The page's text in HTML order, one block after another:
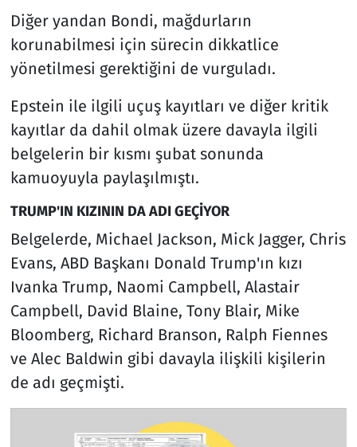
Diğer yandan Bondi, mağdurların
korunabilmesi için sürecin dikkatlice
yönetilmesi gerektiğini de vurguladı.
Epstein ile ilgili uçuş kayıtları ve diğer kritik
kayıtlar da dahil olmak üzere davayla ilgili
belgelerin bir kısmı şubat sonunda
kamuoyuyla paylaşılmıştı.
TRUMP'IN KIZININ DA ADI GEÇİYOR
Belgelerde, Michael Jackson, Mick Jagger, Chris
Evans, ABD Başkanı Donald Trump'ın kızı
Ivanka Trump, Naomi Campbell, Alastair
Campbell, David Blaine, Tony Blair, Mike
Bloomberg, Richard Branson, Ralph Fiennes
ve Alec Baldwin gibi davayla ilişkili kişilerin
de adı geçmişti.